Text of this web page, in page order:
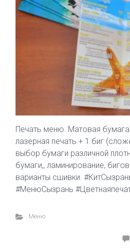
Печать меню. Матовая бумага
лазерная печать + 1 биг
выбор бумаги различной
бумаги,, ламинирование,
варианты сшивки.
#МенюСызрань
Меню